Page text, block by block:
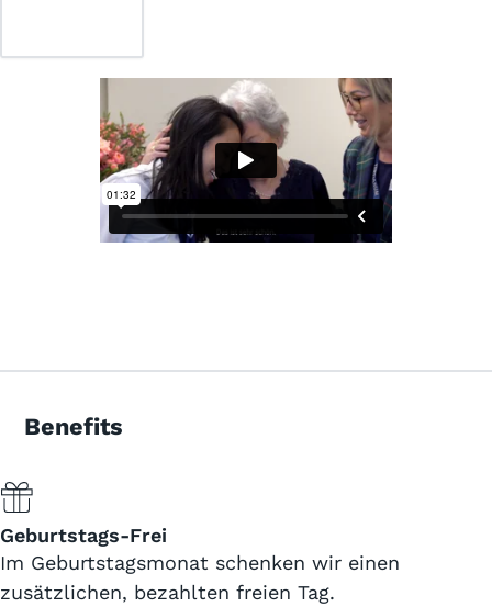
Benefits
Geburtstags-Frei
Im Geburtstagsmonat schenken wir einen
zusätzlichen, bezahlten freien Tag.